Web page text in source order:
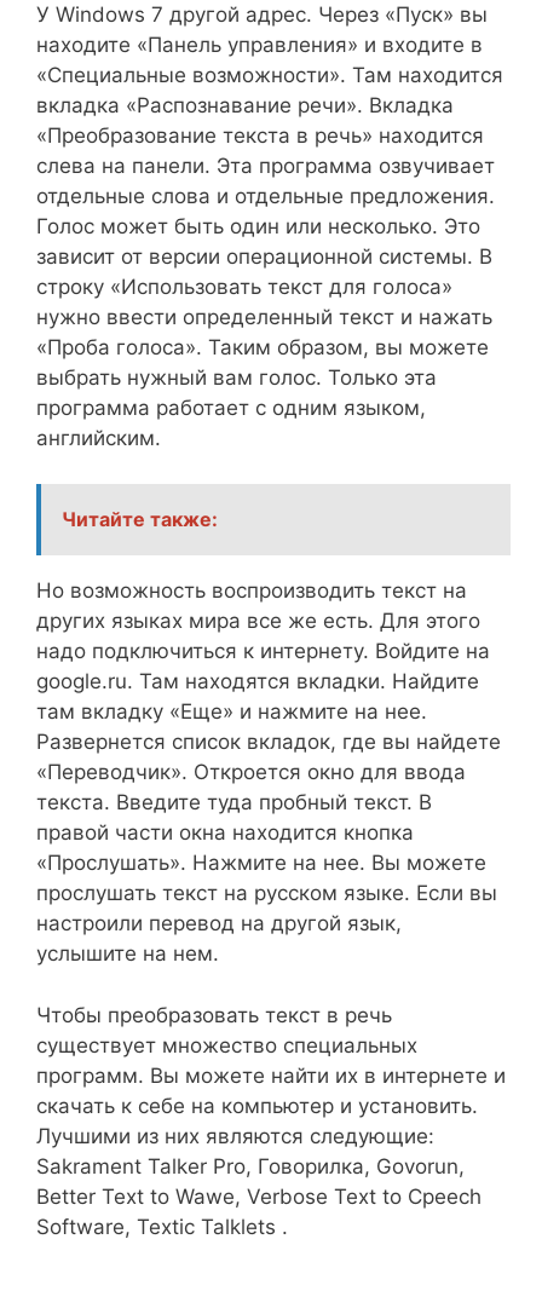
У Windows 7 другой адрес. Через «Пуск» вы
находите «Панель управления» и входите в
«Специальные возможности». Там находится
вкладка «Распознавание речи». Вкладка
«Преобразование текста в речь» находится
слева на панели. Эта программа озвучивает
отдельные слова и отдельные предложения.
Голос может быть один или несколько. Это
зависит от версии операционной системы. В
строку «Использовать текст для голоса»
нужно ввести определенный текст и нажать
«Проба голоса». Таким образом, вы можете
выбрать нужный вам голос. Только эта
программа работает с одним языком,
английским.
Читайте также:
Но возможность воспроизводить текст на
других языках мира все же есть. Для этого
надо подключиться к интернету. Войдите на
google.ru. Там находятся вкладки. Найдите
там вкладку «Еще» и нажмите на нее.
Развернется список вкладок, где вы найдете
«Переводчик». Откроется окно для ввода
текста. Введите туда пробный текст. В
правой части окна находится кнопка
«Прослушать». Нажмите на нее. Вы можете
прослушать текст на русском языке. Если вы
настроили перевод на другой язык,
услышите на нем.
Чтобы преобразовать текст в речь
существует множество специальных
программ. Вы можете найти их в интернете и
скачать к себе на компьютер и установить.
Лучшими из них являются следующие:
Sakrament Talker Pro, Говорилка, Govorun,
Better Text to Wawe, Verbose Text to Cpeech
Software, Textic Talklets .